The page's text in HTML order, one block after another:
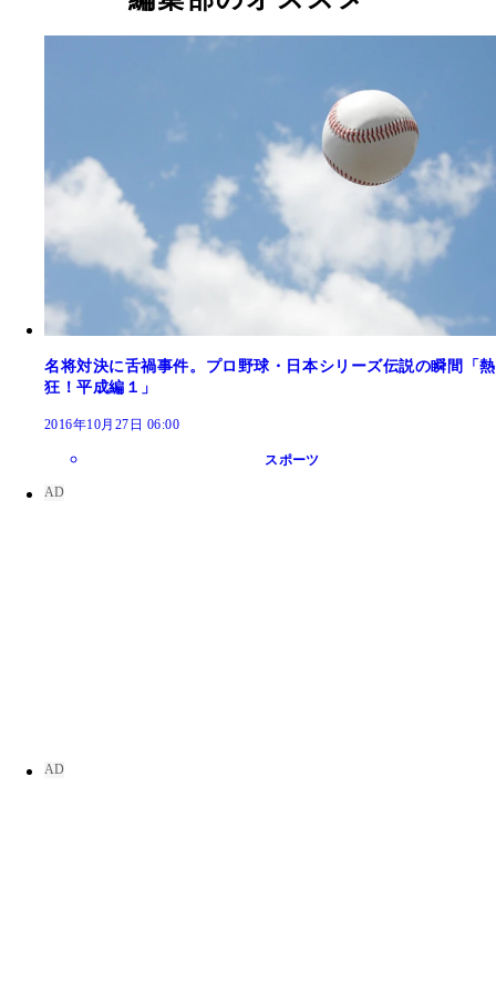
名将対決に舌禍事件。プロ野球・日本シリーズ伝説の瞬間「熱
狂！平成編１」
2016年10月27日 06:00
スポーツ